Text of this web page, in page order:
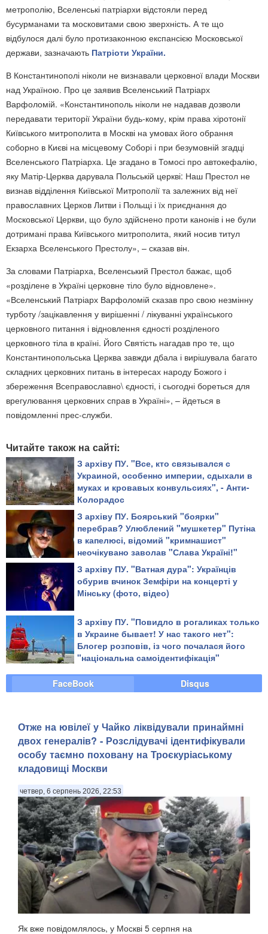
метрополію, Вселенські патріархи відстояли перед
бусурманами та московитами свою зверхність. А те що
відбулося далі було протизаконною експансією Московської
держави, зазначають Патріоти України.
В Константинополі ніколи не визнавали церковної влади Москви
над Україною. Про це заявив Вселенський Патріарх
Варфоломій. «Константинополь ніколи не надавав дозволи
передавати території України будь-кому, крім права хіротонії
Київського митрополита в Москві на умовах його обрання
соборно в Києві на місцевому Соборі і при безумовній згадці
Вселенського Патріарха. Це згадано в Томосі про автокефалію,
яку Матір-Церква дарувала Польській церкві: Наш Престол не
визнав відділення Київської Митрополії та залежних від неї
православних Церков Литви і Польщі і їх приєднання до
Московської Церкви, що було здійснено проти канонів і не були
дотримані права Київського митрополита, який носив титул
Екзарха Вселенського Престолу», – сказав він.
За словами Патріарха, Вселенський Престол бажає, щоб
«розділене в Україні церковне тіло було відновлене».
«Вселенський Патріарх Варфоломій сказав про свою незмінну
турботу /зацікавлення у вирішенні / лікуванні українського
церковного питання і відновлення єдності розділеного
церковного тіла в країні. Його Святість нагадав про те, що
Константинопольська Церква завжди дбала і вирішувала багато
складних церковних питань в інтересах народу Божого і
збереження Всеправославно\ єдності, і сьогодні бореться для
врегулювання церковних справ в Україні», – йдеться в
повідомленні прес-служби.
Читайте також на сайті:
З архіву ПУ. "Все, кто связывался с
Украиной, особенно империи, сдыхали в
муках и кровавых конвульсиях", - Анти-
Колорадос
З архіву ПУ. Боярський "боярки"
перебрав? Улюблений "мушкетер" Путіна
в капелюсі, відомий "кримнашист"
неочікувано заволав "Слава Україні!"
З архіву ПУ. "Ватная дура": Українців
обурив вчинок Земфіри на концерті у
Мінську (фото, відео)
З архіву ПУ. "Повидло в рогаликах только
в Украине бывает! У нас такого нет":
Блогер розповів, із чого почалася його
"національна самоідентифікація"
FaceBook Disqus
Отже на ювілеї у Чайко ліквідували принаймні
двох генералів? - Розслідувачі ідентифікували
особу таємно поховану на Троєкуріаському
кладовищі Москви
четвер, 6 серпень 2026, 22:53
Як вже повідомлялось, у Москві 5 серпня на